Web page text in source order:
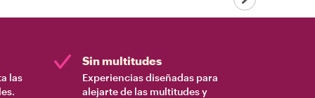
las
Sin multitudes
Experiencias diseñadas para
alejarte de las multitudes y